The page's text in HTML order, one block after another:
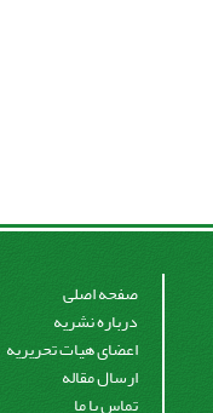
صفحه اصلی
درباره نشریه
اعضای هیات تحریریه
ارسال مقاله
تماس با ما